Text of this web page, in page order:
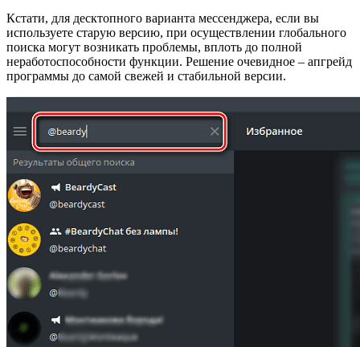
Кстати, для десктопного варианта мессенджера, если вы
используете старую версию, при осуществлении глобального
поиска могут возникать проблемы, вплоть до полной
неработоспособности функции. Решение очевидное – апгрейд
программы до самой свежей и стабильной версии.